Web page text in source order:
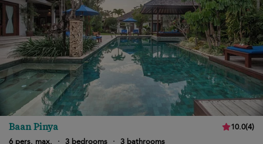
Baan Pinya 10.0(4)
6 pers. max.
· 3 bedrooms · 3 bathrooms